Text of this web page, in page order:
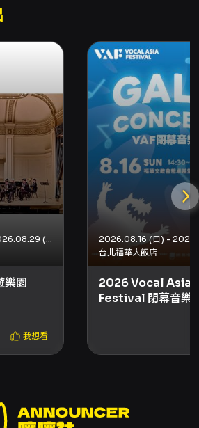
票方式：網路購買（信用卡、
Pay、ATM 轉帳），購買
會員。亦可於分銷點以現
；超商（7-ELEVEN ibon、全家
爾富 Life-ET）提供現金購票並僅
位。 - 超商、分銷點限制：每筆
/領取 8 張票券。若購票方案包含
同席、或需一次購買超過8張的折
法於超商通路購買。 - 電子票：
票，實際取票方式請以結帳頁面
方式僅能擇一，如需不同取票方
票價與優惠 - 售價區間：500、
（新台幣）。 - 套票優惠：
會套票優惠——購買 8/13 JCF
幕音樂會票各一張，享 88 折優
2026/5/26 至 2026/8/13。 -
「需使用文化幣折抵」之限制，
購買。 退換票與注意事項 - 退票
演出日 10 日前（不含演出日）辦
受理。 - 退票手續費：每張退票
購買。 - 申請方式： - 若選擇電
本票，持信用卡或行動支付購票
行。 - 已取紙本票者可選擇臨櫃
指定服務處）或郵寄退票
2026.08.29 (六) - 2026.08.29 (六)
園
我想看
台北福華大飯店
2026 Vocal Asia
Festival 閉幕音樂